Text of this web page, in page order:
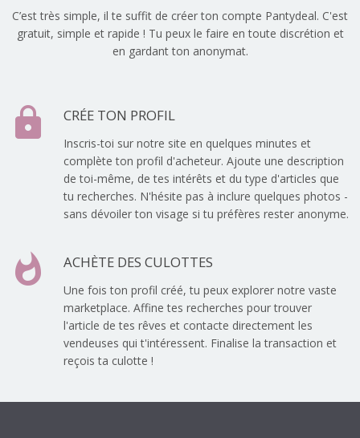
C’est très simple, il te suffit de créer ton compte Pantydeal. C'est
gratuit, simple et rapide ! Tu peux le faire en toute discrétion et
en gardant ton anonymat.
lock CRÉE TON PROFIL
Inscris-toi sur notre site en quelques minutes et
complète ton profil d'acheteur. Ajoute une description
de toi-même, de tes intérêts et du type d'articles que
tu recherches. N'hésite pas à inclure quelques photos -
sans dévoiler ton visage si tu préfères rester anonyme.
whatshot ACHÈTE DES CULOTTES
Une fois ton profil créé, tu peux explorer notre vaste
marketplace. Affine tes recherches pour trouver
l'article de tes rêves et contacte directement les
vendeuses qui t'intéressent. Finalise la transaction et
reçois ta culotte !